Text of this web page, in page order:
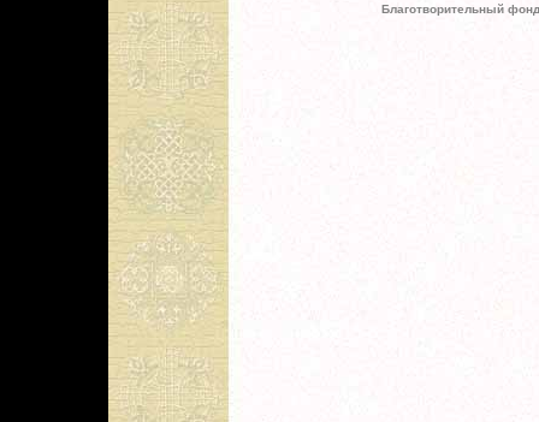
Благотворительный